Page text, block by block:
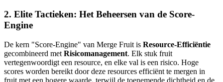
2. Elite Tactieken: Het Beheersen van de Score-
Engine
De kern "Score-Engine" van Merge Fruit is Resource-Efficiëntie
gecombineerd met Risicomanagement. Elk stuk fruit
vertegenwoordigt een resource, en elke val is een risico. Hoge
scores worden bereikt door deze resources efficiënt te mergen in
fruit met een hogere waarde, terwijl de toenemende dichtheid en de